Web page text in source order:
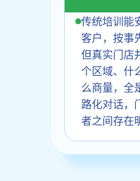
传统培训能
客户，按事
但真实门店
个区域、什
么商量，全
路化对话，
者之间存在